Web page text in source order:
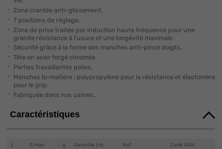
Zone crantée anti-glissement.
7 positions de réglage.
Zone de prise traitée par induction haute fréquence pour une
grande résistance à l’usure et une longévité maximale.
Sécurité grâce à la forme des manches anti-pince doigts.
Tête en acier forgé chromée.
Parties travaillantes polies.
Manches bi-matière : polypropylène pour la résistance et élastomère
pour le grip.
Fabriquée dans nos usines..
Caractéristiques
L
S max
g
Garantie (nb
Ref. Code EAN